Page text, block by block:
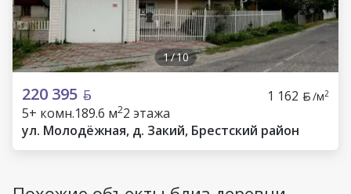
1/10
220 395 1 162 /м2
5+ комн.189.6 м22 этажа
ул. Молодёжная, д. Закий, Брестский район